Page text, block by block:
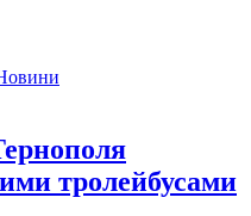
тролейбусами